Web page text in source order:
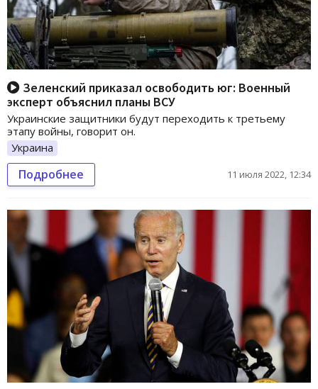
Зеленский приказал освободить юг: Военный
эксперт объяснил планы ВСУ
Украинские защитники будут переходить к третьему
этапу войны, говорит он.
Украина
Подробнее 11 июля 2022, 12:34